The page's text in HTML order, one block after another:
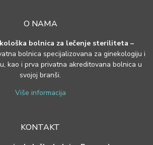
O NAMA
bolnica za lečenje steriliteta –
bolnica specijalizovana za ginekologiju i
kao i prva privatna akreditovana bolnica u
svojoj branši.
Više informacija
KONTAKT